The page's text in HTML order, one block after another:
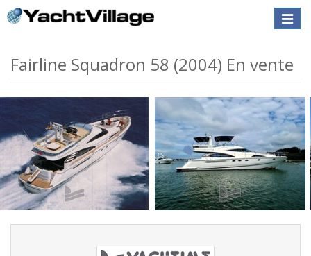
Toggle
Fairline Squadron 58 (2004) En vente